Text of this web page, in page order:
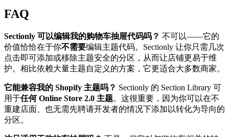
FAQ
Sectionly 可以编辑我的购物车抽屉代码吗？ 不可以——它的
价值恰恰在于你不需要编辑主题代码。Sectionly 让你只需几次
点击即可添加或移除主题安全的分区，从而让店铺更易于维
护。相比依赖大量主题自定义的方案，它更适合大多数商家。
它能兼容我的 Shopify 主题吗？ Sectionly 的 Section Library 可
用于任何 Online Store 2.0 主题。这很重要，因为你可以在不
重建店面、也无需先聘请开发者的情况下添加以转化为导向的
分区。